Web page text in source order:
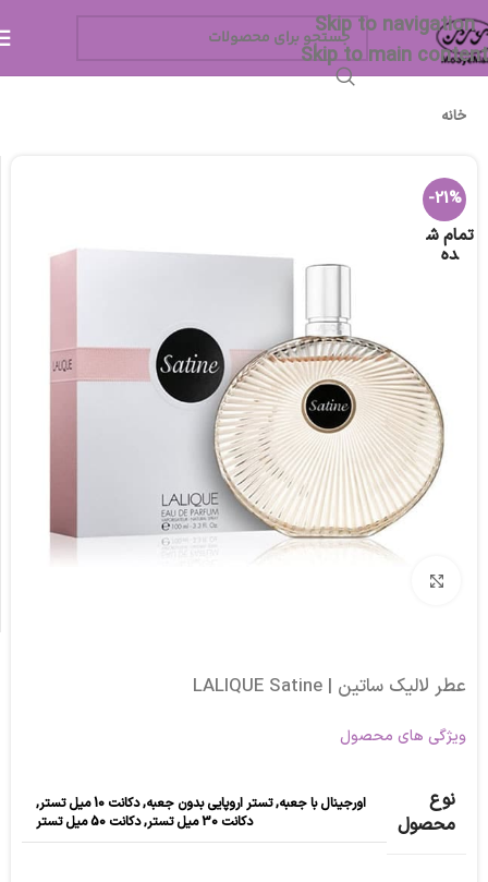
Skip to navigation
Skip to main content
خانه
-21%
تمام ش
ده
عطر لالیک ساتین | LALIQUE Satine
ویژگی های محصول
نوع
محصول
اورجینال با جعبه,تستر اروپایی بدون جعبه,دکانت 10 میل تستر
,
دکانت 30 میل تستر
,دکانت 50 میل تستر